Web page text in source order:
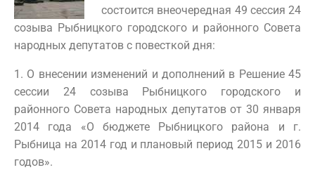
состоится внеочередная 49 сессия 24
созыва Рыбницкого городского и районного Совета
народных депутатов с повесткой дня:
1. О внесении изменений и дополнений в Решение 45
сессии 24 созыва Рыбницкого городского и
районного Совета народных депутатов от 30 января
2014 года «О бюджете Рыбницкого района и г.
Рыбница на 2014 год и плановый период 2015 и 2016
годов».